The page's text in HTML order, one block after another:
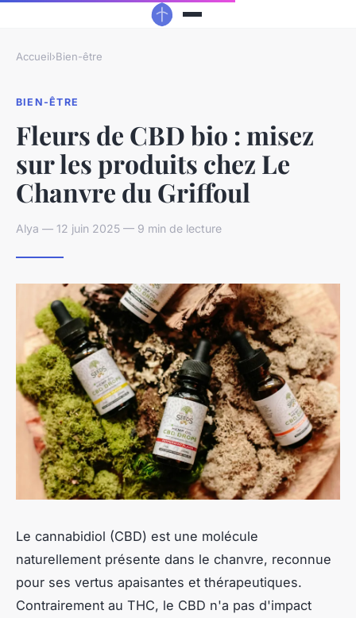
Accueil›Bien-être
BIEN-ÊTRE
Fleurs de CBD bio : misez
sur les produits chez Le
Chanvre du Griffoul
Alya — 12 juin 2025 — 9 min de lecture
Le cannabidiol (CBD) est une molécule
naturellement présente dans le chanvre, reconnue
pour ses vertus apaisantes et thérapeutiques.
Contrairement au THC, le CBD n'a pas d'impact